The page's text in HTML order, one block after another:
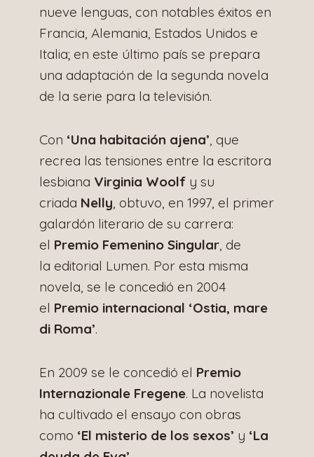
nueve lenguas, con notables éxitos en
Francia, Alemania, Estados Unidos e
Italia; en este último país se prepara
una adaptación de la segunda novela
de la serie para la televisión.
Con ‘Una habitación ajena’ , que
recrea las tensiones entre la escritora
lesbiana Virginia Woolf y su
criada Nelly , obtuvo, en 1997, el primer
galardón literario de su carrera:
el Premio Femenino Singular , de
la editorial Lumen. Por esta misma
novela, se le concedió en 2004
el Premio internacional ‘Ostia, mare
di Roma’.
En 2009 se le concedió el Premio
Internazionale Fregene. La novelista
ha cultivado el ensayo con obras
como ‘El misterio de los sexos’ y ‘La